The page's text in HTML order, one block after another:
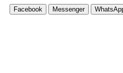
Facebook Messenger